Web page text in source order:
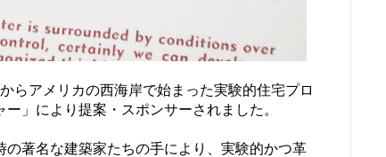
らアメリカの西海岸で始まった実験的住宅プロ
」により提案・スポンサーされました。
著名な建築家たちの手により、実験的かつ革